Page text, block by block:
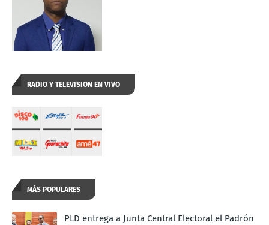
RADIO Y TELEVISION EN VIVO
MÁS POPULARES
PLD entrega a Junta Central Electoral el Padrón